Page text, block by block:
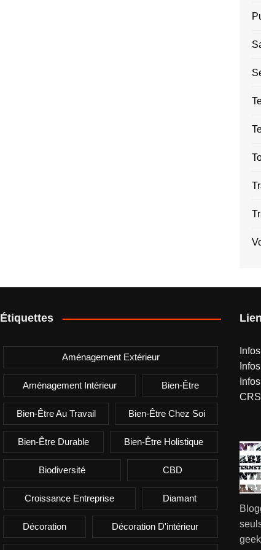
Étiquettes
Aménagement Extérieur
Aménagement Intérieur Bien-Être
Bien-Être Au Travail Bien-Être Chez Soi
Bien-Être Durable Bien-Être Holistique
Biodiversité CBD
Croissance Entreprise Diamant
Décoration Décoration D'intérieur